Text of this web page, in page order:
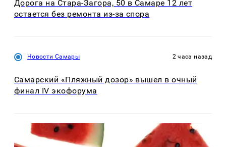
Дорога на Стара-Загора, 50 в Самаре 12 лет
остается без ремонта из-за спора
Новости Самары 2 часа назад
Самарский «Пляжный дозор» вышел в очный
финал IV экофорума